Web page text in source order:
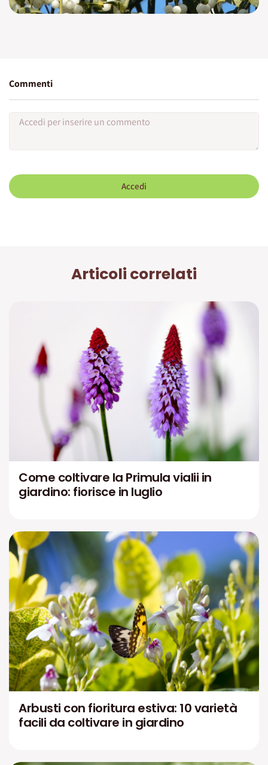
Commenti
Accedi
Articoli correlati
Come coltivare la Primula vialii in
giardino: fiorisce in luglio
Arbusti con fioritura estiva: 10 varietà
facili da coltivare in giardino